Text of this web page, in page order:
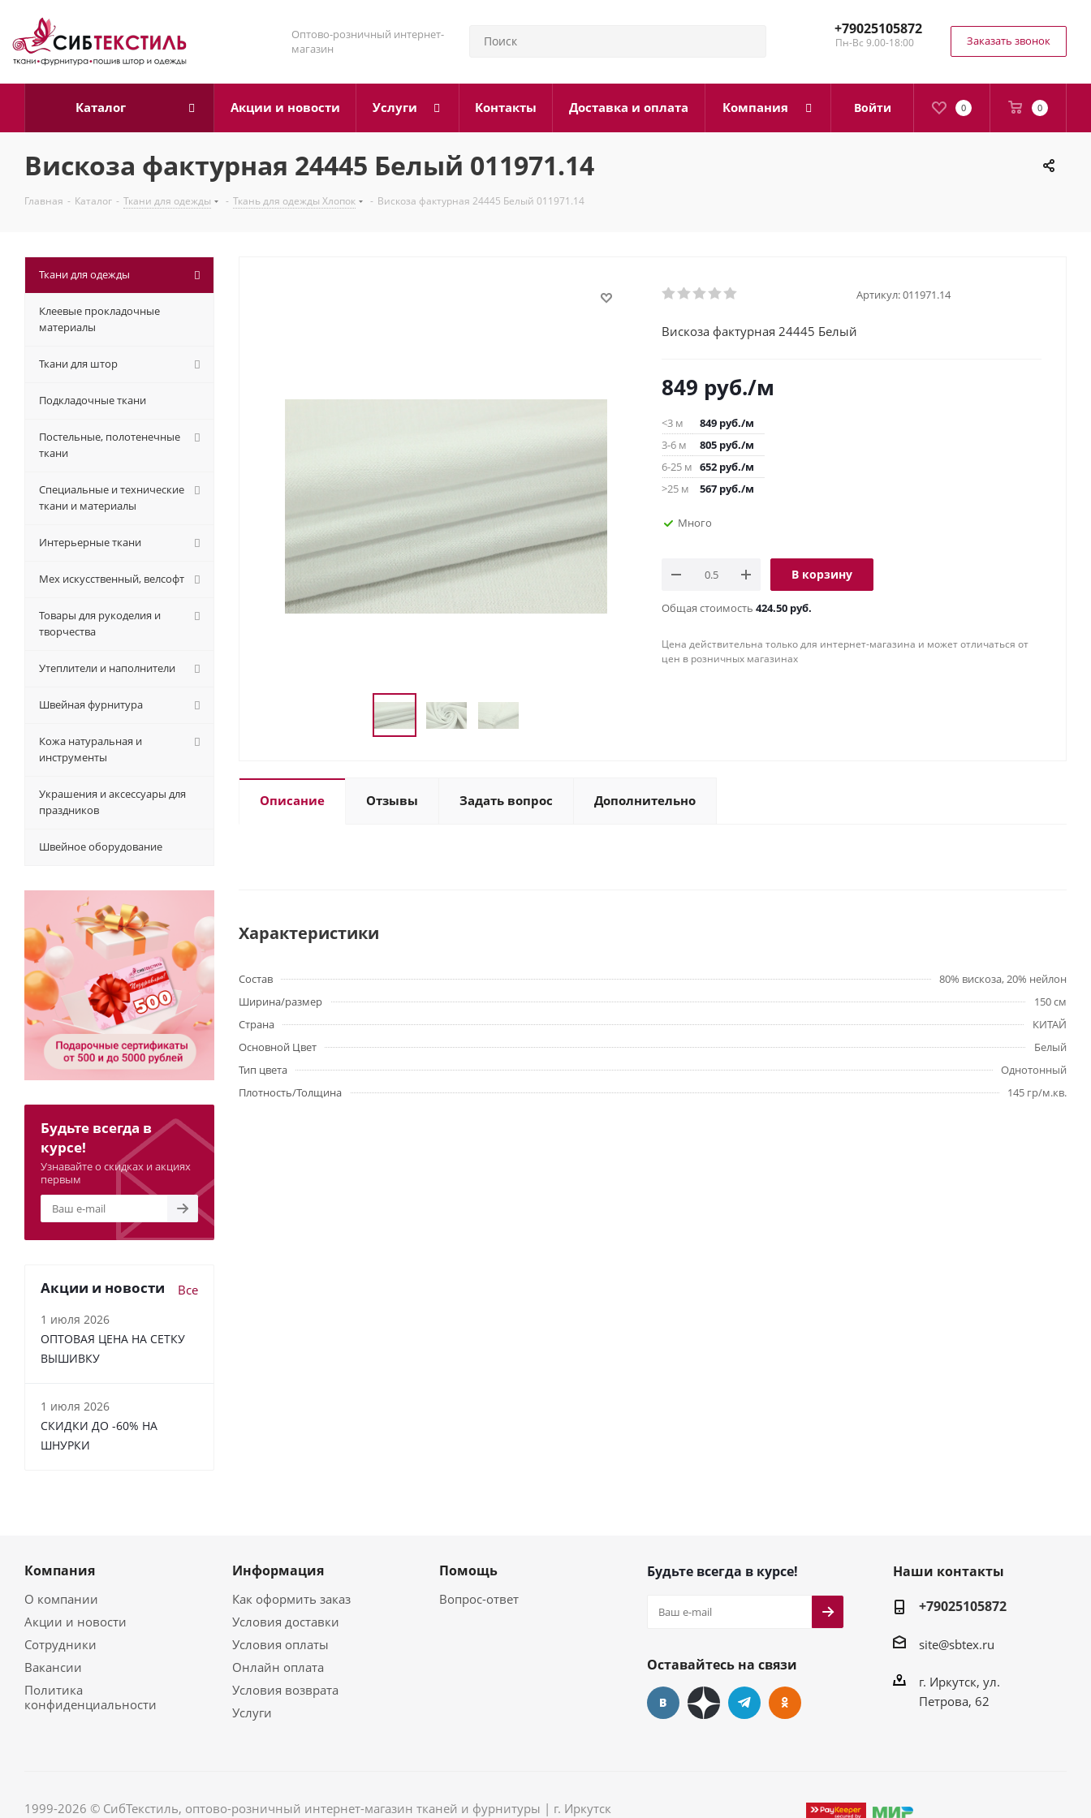
Оптово-розничный интернет-
магазин
+79025105872
Пн-Вс 9.00-18:00 Заказать звонок
0 0
Войти
Каталог Акции и новости Услуги Контакты Доставка и оплата Компания
Вискоза фактурная 24445 Белый 011971.14
Главная - Каталог - Ткани для одежды - Ткань для одежды Хлопок - Вискоза фактурная 24445 Белый 011971.14
Артикул:011971.14
Вискоза фактурная 24445 Белый
849 руб./м
<3 м 849 руб./м
3-6 м
805 руб./м
6-25 м 652 руб./м
>25 м
567 руб./м
Много
В корзину
Общая стоимость 424.50 руб.
Цена действительна только для интернет-магазина и может отличаться от
цен в розничных магазинах
Описание Отзывы Задать вопрос Дополнительно
Характеристики
Состав
80% вискоза, 20% нейлон
Ширина/размер
150 см
Страна
КИТАЙ
Основной Цвет
Белый
Тип цвета
Однотонный
Плотность/Толщина
145 гр/м.кв.
Ткани для одежды
Клеевые прокладочные
материалы
Ткани для штор
Подкладочные ткани
Постельные, полотенечные
ткани
Специальные и технические
ткани и материалы
Интерьерные ткани
Мех искусственный, велсофт
Товары для рукоделия и
творчества
Утеплители и наполнители
Швейная фурнитура
Кожа натуральная и
инструменты
Украшения и аксессуары для
праздников
Швейное оборудование
Будьте всегда в
курсе!
Узнавайте о скидках и акциях
первым
Акции и новости Все
1 июля 2026
ОПТОВАЯ ЦЕНА НА СЕТКУ
ВЫШИВКУ
1 июля 2026
СКИДКИ ДО -60% НА
ШНУРКИ
Компания
О компании
Акции и новости
Сотрудники
Вакансии
Политика
конфиденциальности
Информация
Как оформить заказ
Условия доставки
Условия оплаты
Онлайн оплата
Условия возврата
Услуги
Помощь
Вопрос-ответ
Будьте всегда в курсе!
Оставайтесь на связи
Наши контакты
+79025105872
site@sbtex.ru
г. Иркутск, ул.
Петрова, 62
1999-2026 © СибТекстиль, оптово-розничный интернет-магазин тканей и фурнитуры | г. Иркутск